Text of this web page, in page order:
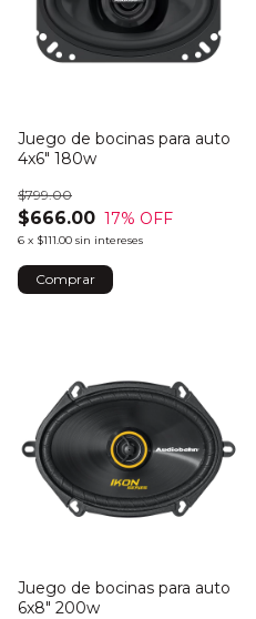
Juego de bocinas para auto
4x6" 180w
$666.00
$799.00
17% OFF
6 x $111.00 sin intereses
Juego de bocinas para auto
6x8" 200w